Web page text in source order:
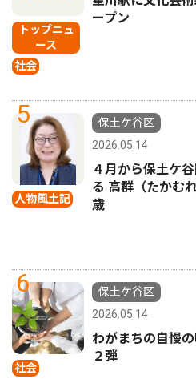
トップニュ
ース
社会
ープン
5
人物風土記
保土ケ谷区
2026.05.14
４月から保土ケ
る 高群（たかむ
歳
6
社会
保土ケ谷区
2026.05.14
わがまちの自慢
２弾